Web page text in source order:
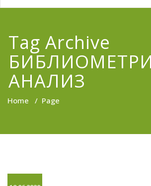
Tag Archive
АНАЛИЗ
Home / Page